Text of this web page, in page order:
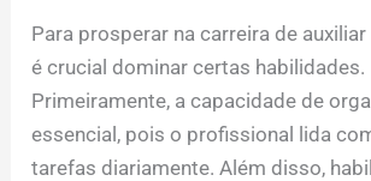
Para prosperar na carreira de
é crucial dominar certas habilidades.
Primeiramente, a capacidade de
essencial, pois o profissional lida
tarefas diariamente. Além disso,